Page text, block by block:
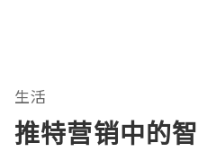
生活
推特营销中的